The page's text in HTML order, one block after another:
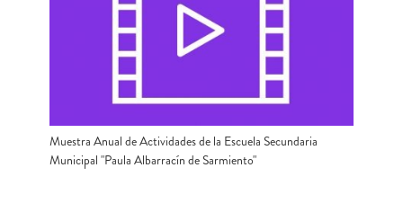
Muestra Anual de Actividades de la Escuela Secundaria
Municipal "Paula Albarracín de Sarmiento"